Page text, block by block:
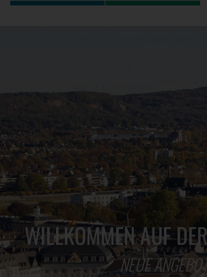
WILLKOMMEN AUF
NEUE